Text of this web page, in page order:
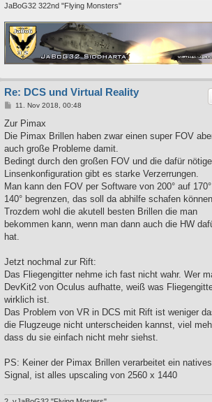
JaBoG32 322nd "Flying Monsters"
Re: DCS und Virtual Reality
B
i
r
a
11. Nov 2018, 00:48
Zur Pimax
Die Pimax Brillen haben zwar einen super FOV
auch große Probleme damit.
Bedingt durch den großen FOV und die dafür nötige
Linsenkonfiguration gibt es starke Verzerrungen.
Man kann den FOV per Software von 200° auf
140° begrenzen, das soll da abhilfe schafen
Trozdem wohl die akutell besten Brillen die man
bekommen kann, wenn man dann auch die HW
hat.
Jetzt nochmal zur Rift:
Das Fliegengitter nehme ich fast nicht wahr. Wer
DevKit2 von Oculus aufhatte, weiß was
wirklich ist.
Das Problem von VR in DCS mit Rift ist weniger
die Flugzeuge nicht unterscheiden kannst, viel
dass du sie einfach nicht mehr siehst.
PS: Keiner der Pimax Brillen verarbeitet ein
Signal, ist alles upscaling von 2560 x 1440